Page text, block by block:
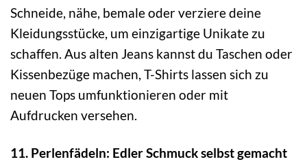
Schneide, nähe, bemale oder verziere deine
Kleidungsstücke, um einzigartige Unikate zu
schaffen. Aus alten Jeans kannst du Taschen oder
Kissenbezüge machen, T-Shirts lassen sich zu
neuen Tops umfunktionieren oder mit
Aufdrucken versehen.
11. Perlenfädeln: Edler Schmuck selbst gemacht